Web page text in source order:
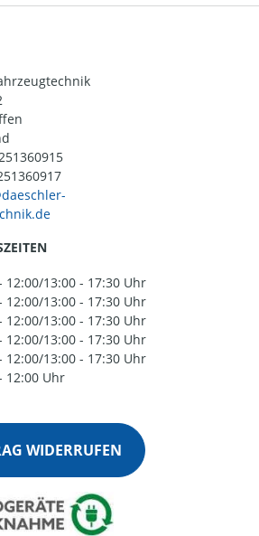
12:00/13:00 - 17:30 Uhr
12:00/13:00 - 17:30 Uhr
12:00/13:00 - 17:30 Uhr
12:00/13:00 - 17:30 Uhr
12:00/13:00 - 17:30 Uhr
12:00 Uhr
WIDERRUFEN